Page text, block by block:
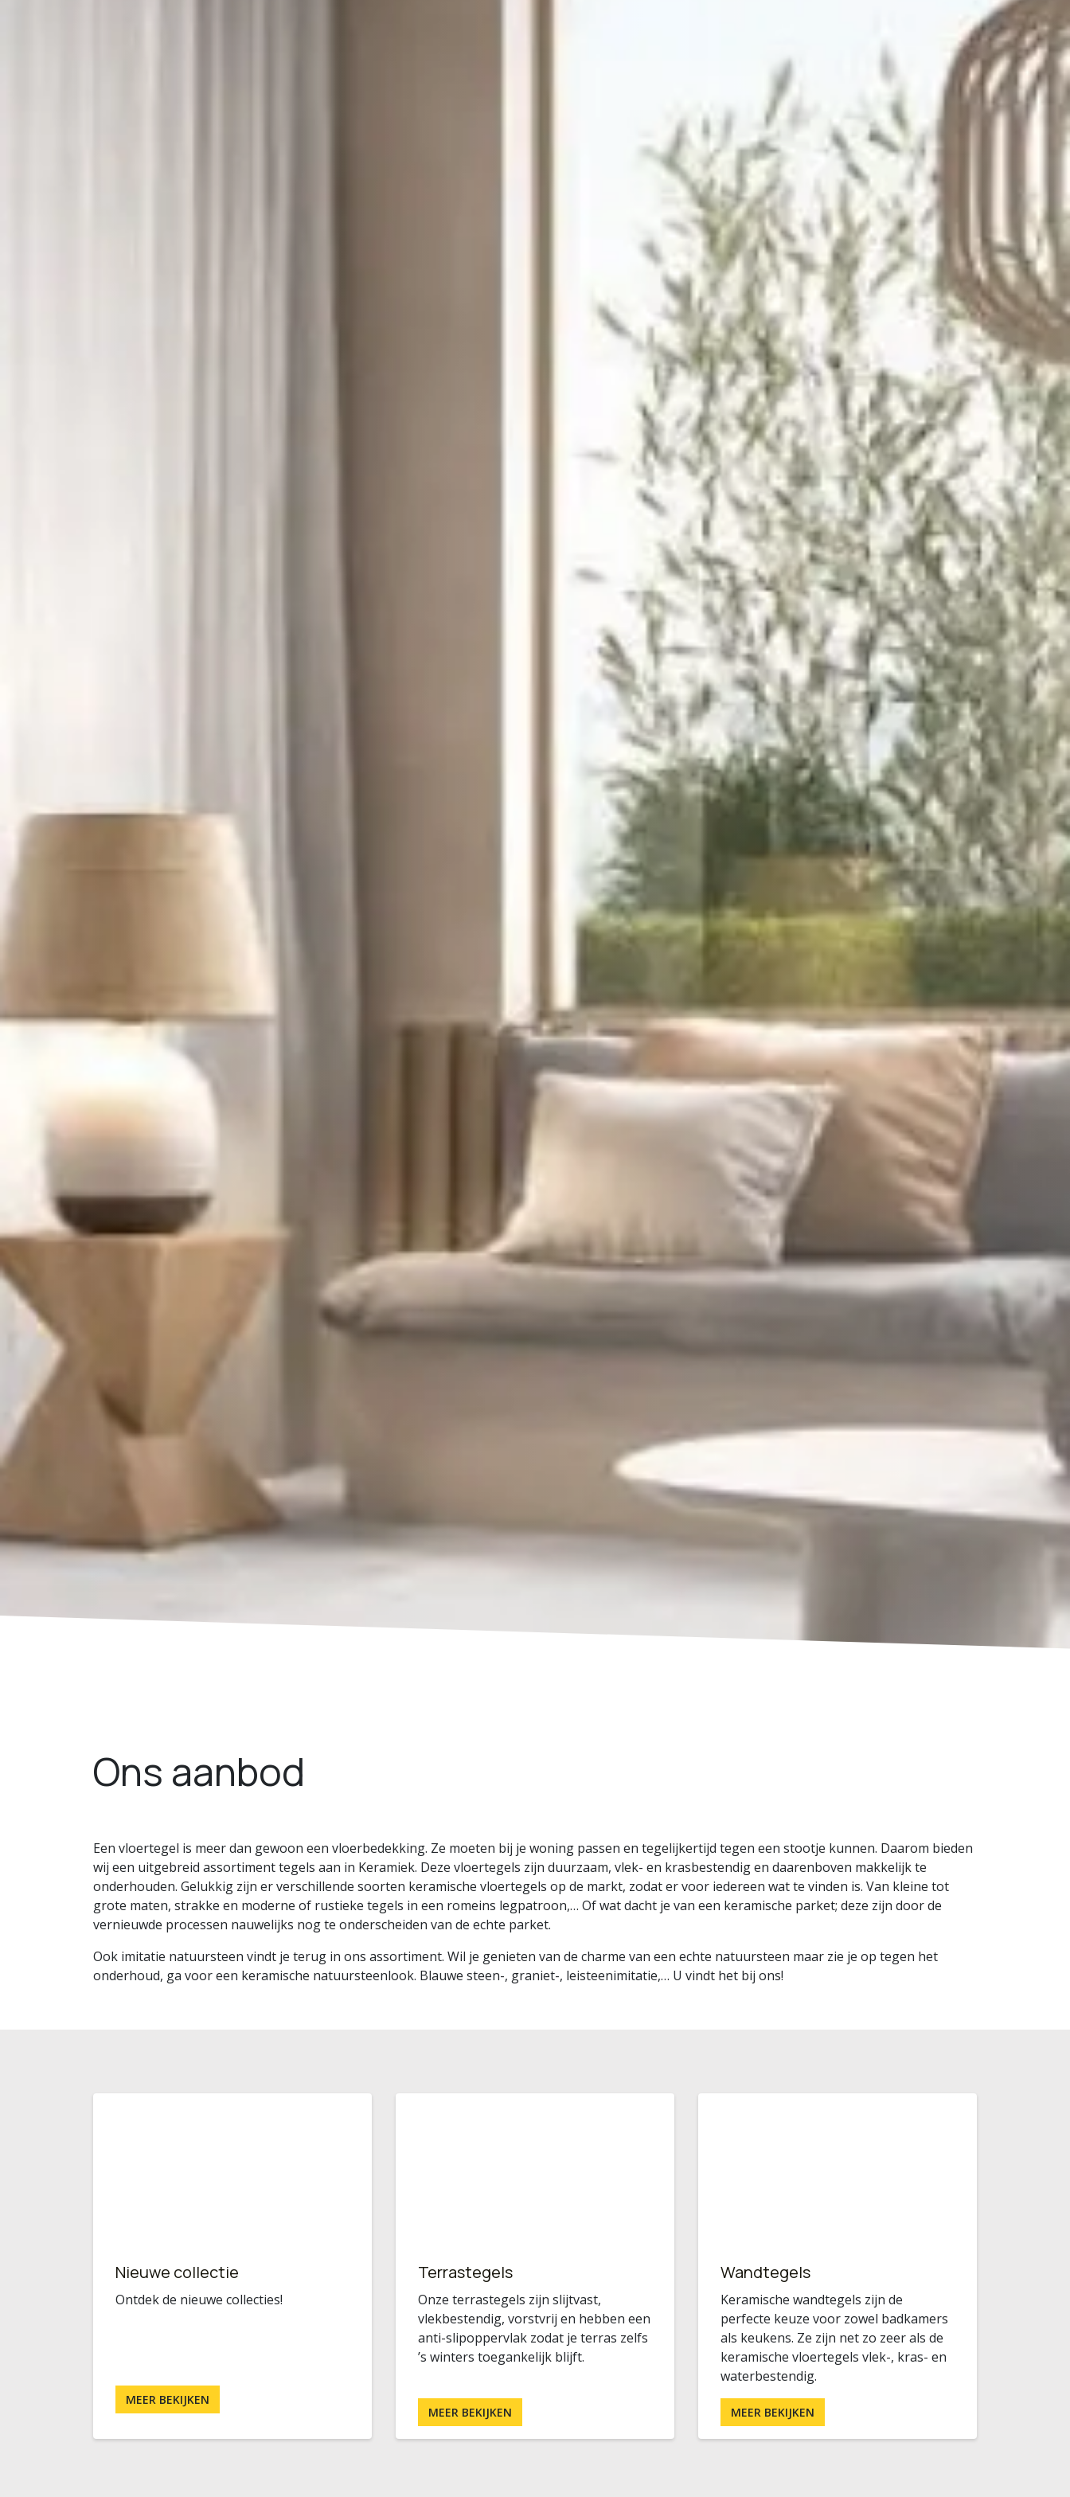
Ons aanbod
Een vloertegel is meer dan gewoon een vloerbedekking. Ze moeten bij je woning passen en tegelijkertijd tegen een stootje kunnen. Daarom bieden
wij een uitgebreid assortiment tegels aan in Keramiek. Deze vloertegels zijn duurzaam, vlek- en krasbestendig en daarenboven makkelijk te
onderhouden. Gelukkig zijn er verschillende soorten keramische vloertegels op de markt, zodat er voor iedereen wat te vinden is. Van kleine tot
grote maten, strakke en moderne of rustieke tegels in een romeins legpatroon,… Of wat dacht je van een keramische parket; deze zijn door de
vernieuwde processen nauwelijks nog te onderscheiden van de echte parket.
Ook imitatie natuursteen vindt je terug in ons assortiment. Wil je genieten van de charme van een echte natuursteen maar zie je op tegen het
onderhoud, ga voor een keramische natuursteenlook. Blauwe steen-, graniet-, leisteenimitatie,… U vindt het bij ons!
Nieuwe collectie
Ontdek de nieuwe collecties!
MEER BEKIJKEN
Terrastegels
Onze terrastegels zijn slijtvast,
vlekbestendig, vorstvrij en hebben een
anti-slipoppervlak zodat je terras zelfs
’s winters toegankelijk blijft.
MEER BEKIJKEN
Wandtegels
Keramische wandtegels zijn de
perfecte keuze voor zowel badkamers
als keukens. Ze zijn net zo zeer als de
keramische vloertegels vlek-, kras- en
waterbestendig.
MEER BEKIJKEN